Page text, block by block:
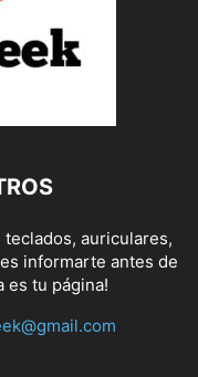
teclados, auriculares,
informarte antes de
es tu página!